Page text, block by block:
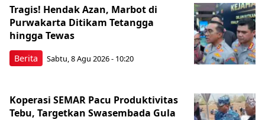
Berita
Tragis! Hendak Azan, Marbot di
Purwakarta Ditikam Tetangga
hingga Tewas
Sabtu, 8 Agu 2026 - 10:20
Koperasi SEMAR Pacu Produktivitas
Tebu, Targetkan Swasembada Gula